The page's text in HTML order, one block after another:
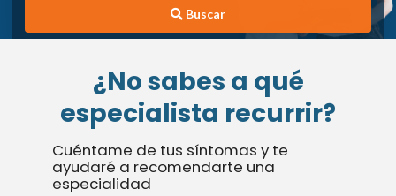
Buscar
¿No sabes a qué
especialista recurrir?
Cuéntame de tus síntomas y te
ayudaré a recomendarte una
especialidad